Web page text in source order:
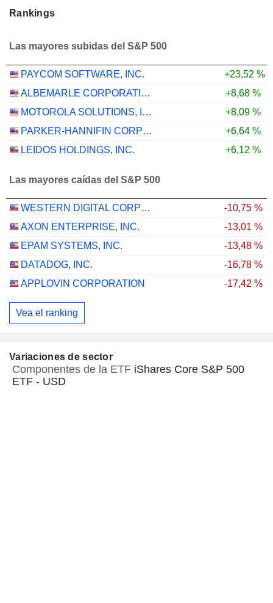
Rankings
Las mayores subidas del S&P 500
PAYCOM SOFTWARE, INC.
+23,52 %
ALBEMARLE CORPORATION
+8,68 %
MOTOROLA SOLUTIONS, INC.
+8,09 %
PARKER-HANNIFIN CORPORATION
+6,64 %
LEIDOS HOLDINGS, INC.
+6,12 %
Las mayores caídas del S&P 500
WESTERN DIGITAL CORPORATION
-10,75 %
AXON ENTERPRISE, INC.
-13,01 %
EPAM SYSTEMS, INC.
-13,48 %
DATADOG, INC.
-16,78 %
APPLOVIN CORPORATION
-17,42 %
Vea el ranking
Variaciones de sector
Componentes de la ETF iShares Core S&P 500
ETF - USD